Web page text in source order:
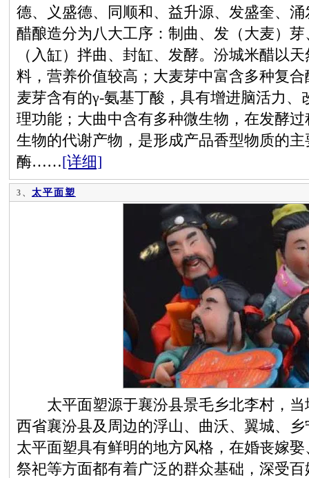
德、义盛德、同顺和、益升源、发盛奎、
醋酿造分为八大工序：制曲、发（大麦）
（入缸）拌曲、封缸、发酵。汾城米醋以
料，营养价值较高；大麦芽中富含多种复
麦芽含有的γ-氨基丁酸，具有增进脑活力
理功能；大曲中含有多种微生物，在发酵
生物的代谢产物，是形成产品香型物质的
酶……[详细]
3、 太平面塑
太平面塑源于襄汾县景毛乡北李村，当
西省襄汾县及周边的浮山、曲沃、翼城、
太平面塑具有鲜明的地方风格，在婚丧嫁
祭祀等方面都有着广泛的群众基础，深受